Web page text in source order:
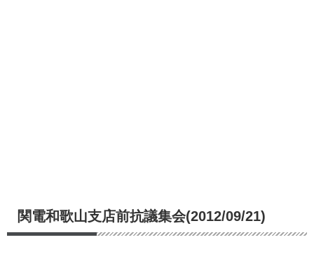
関電和歌山支店前抗議集会(2012/09/21)